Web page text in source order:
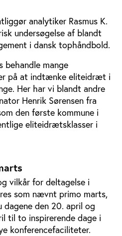
analytiker Rasmus K.
undersøgelse af blandt
i dansk tophåndbold.
behandle mange
på at indtænke eliteidræt i
Her har vi blandt andre
Henrik Sørensen fra
den første kommune i
eliteidrætsklasser i
vilkår for deltagelse i
som nævnt primo marts,
dagene den 20. april og
til to inspirerende dage i
konferencefaciliteter.